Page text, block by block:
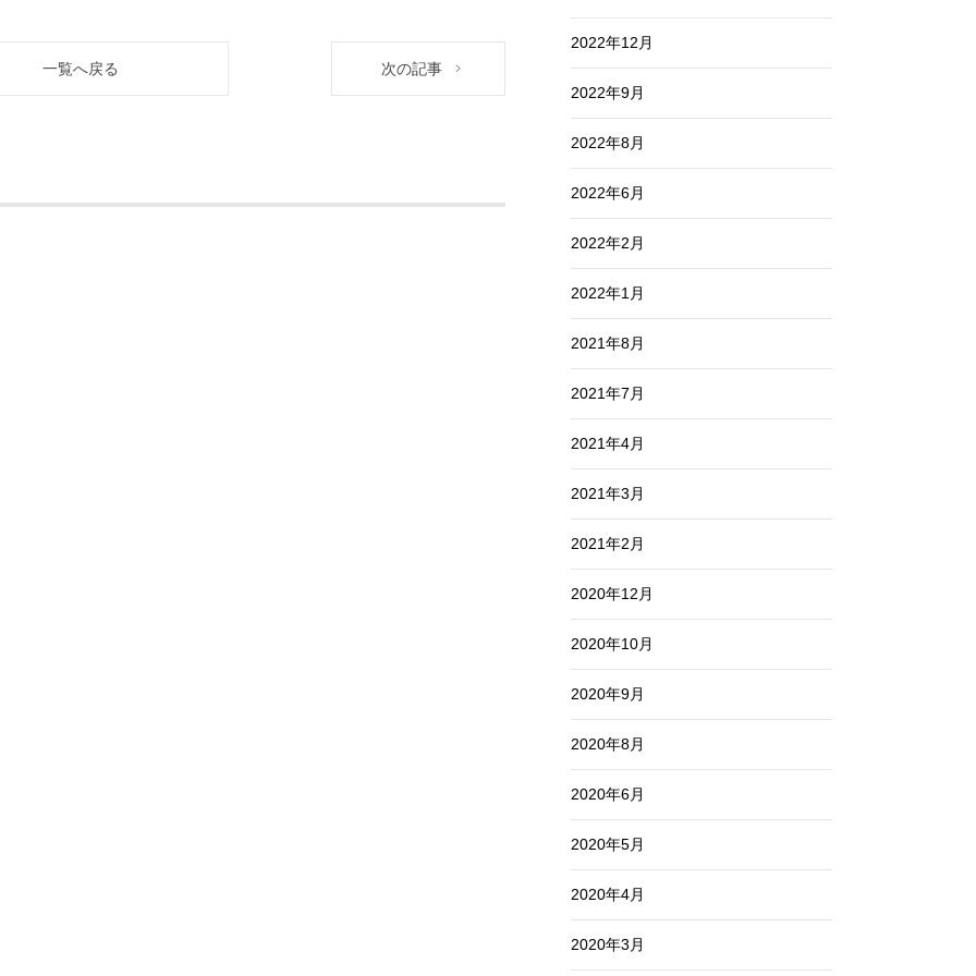
次の記事
一覧へ戻る
2022年12月
2022年9月
2022年8月
2022年6月
2022年2月
2022年1月
2021年8月
2021年7月
2021年4月
2021年3月
2021年2月
2020年12月
2020年10月
2020年9月
2020年8月
2020年6月
2020年5月
2020年4月
2020年3月